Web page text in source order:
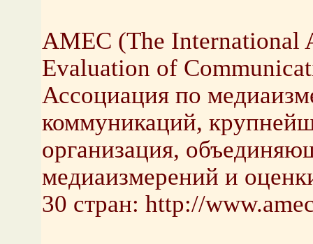
AMEC (The International
Evaluation of
Ассоциация по
коммуникаций,
организация,
медиаизмерений и
30 стран: http://